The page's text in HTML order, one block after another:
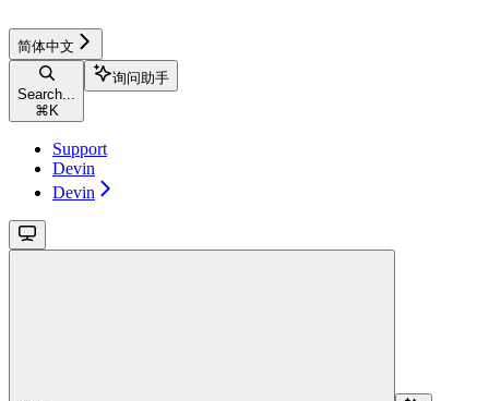
简体中文
Search...
⌘ K
询问助手
Support
Devin
Devin